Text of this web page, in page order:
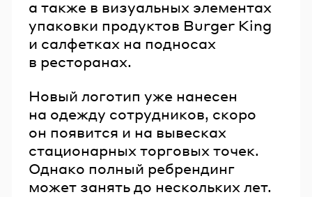
а также в визуальных элементах
упаковки продуктов Burger King
и салфетках на подносах
в ресторанах.
Новый логотип уже нанесен
на одежду сотрудников, скоро
он появится и на вывесках
стационарных торговых точек.
Однако полный ребрендинг
может занять до нескольких лет.